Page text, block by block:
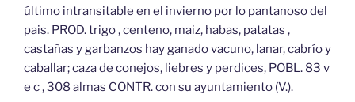
último intransitable en el invierno por lo pantanoso del
pais. PROD. trigo , centeno, maiz, habas, patatas ,
castañas y garbanzos hay ganado vacuno, lanar, cabrío y
caballar; caza de conejos, liebres y perdices, POBL. 83 v
e c , 308 almas CONTR. con su ayuntamiento (V.).